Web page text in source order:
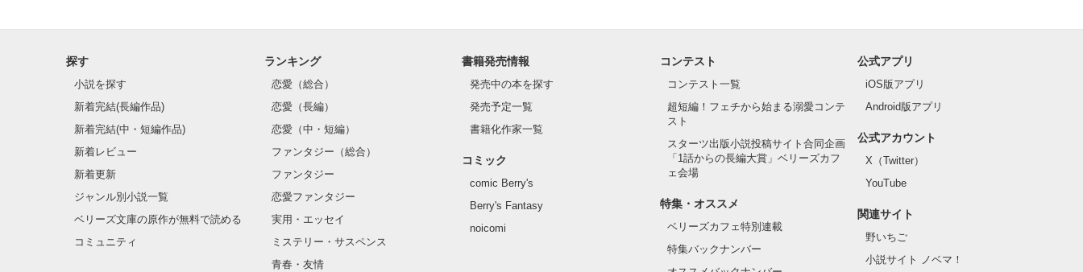
探す
小説を探す
新着完結(長編作品)
新着完結(中・短編作品)
新着レビュー
新着更新
ジャンル別小説一覧
ベリーズ文庫の原作が無料で読める
コミュニティ
ランキング
恋愛（総合）
恋愛（長編）
恋愛（中・短編）
ファンタジー（総合）
ファンタジー
恋愛ファンタジー
実用・エッセイ
ミステリー・サスペンス
青春・友情
書籍発売情報
発売中の本を探す
発売予定一覧
書籍化作家一覧
コミック
comic Berry's
Berry's Fantasy
noicomi
コンテスト
コンテスト一覧
超短編！フェチから始まる溺愛コンテ
スト
スターツ出版小説投稿サイト合同企画
「1話からの長編大賞」ベリーズカフ
ェ会場
特集・オススメ
ベリーズカフェ特別連載
特集バックナンバー
公式アプリ
iOS版アプリ
Android版アプリ
公式アカウント
X（Twitter）
YouTube
関連サイト
野いちご
小説サイト ノベマ！